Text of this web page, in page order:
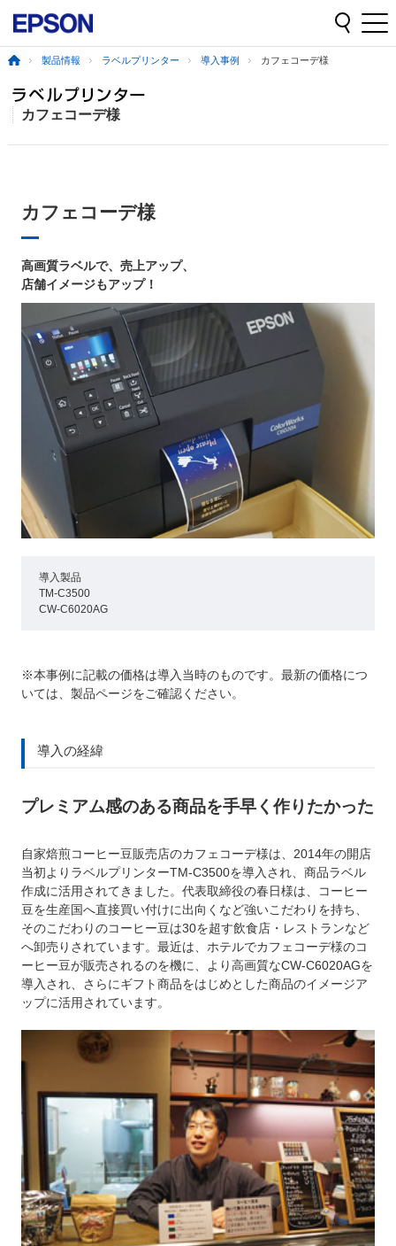
製品情報 ラベルプリンター 導入事例 カフェコーデ様
カフェコーデ様
カフェコーデ様
高画質ラベルで、売上アップ、
店舗イメージもアップ！
導入製品
TM-C3500
CW-C6020AG
※本事例に記載の価格は導入当時のものです。最新の価格につ
いては、製品ページをご確認ください。
導入の経緯
プレミアム感のある商品を手早く作りたかった
自家焙煎コーヒー豆販売店のカフェコーデ様は、2014年の開店
当初よりラベルプリンターTM-C3500を導入され、商品ラベル
作成に活用されてきました。代表取締役の春日様は、コーヒー
豆を生産国へ直接買い付けに出向くなど強いこだわりを持ち、
そのこだわりのコーヒー豆は30を超す飲食店・レストランなど
へ卸売りされています。最近は、ホテルでカフェコーデ様のコ
ーヒー豆が販売されるのを機に、より高画質なCW-C6020AGを
導入され、さらにギフト商品をはじめとした商品のイメージア
ップに活用されています。